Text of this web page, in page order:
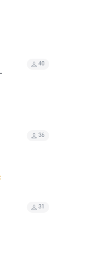
40
36
31